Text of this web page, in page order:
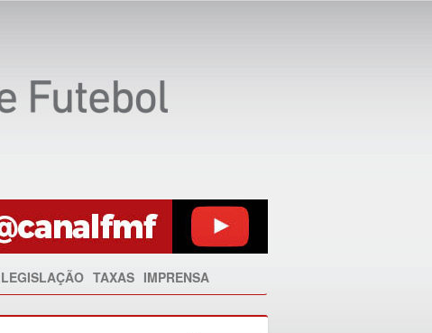
LEGISLAÇÃO TAXAS IMPRENSA